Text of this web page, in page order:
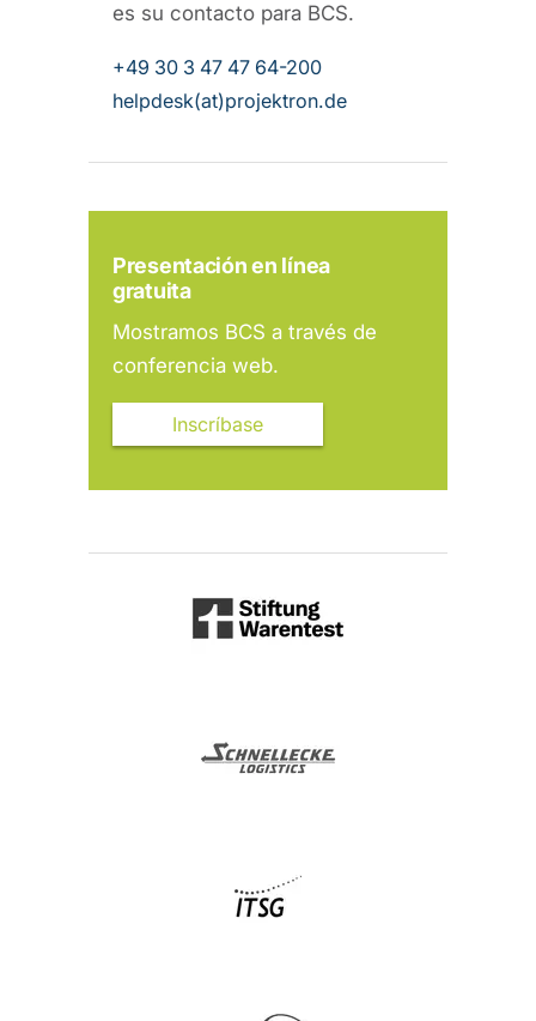
es su contacto para BCS.
+49 30 3 47 47 64-200
helpdesk(at)projektron.de
Presentación en línea
gratuita
Mostramos BCS a través de
conferencia web.
Inscríbase